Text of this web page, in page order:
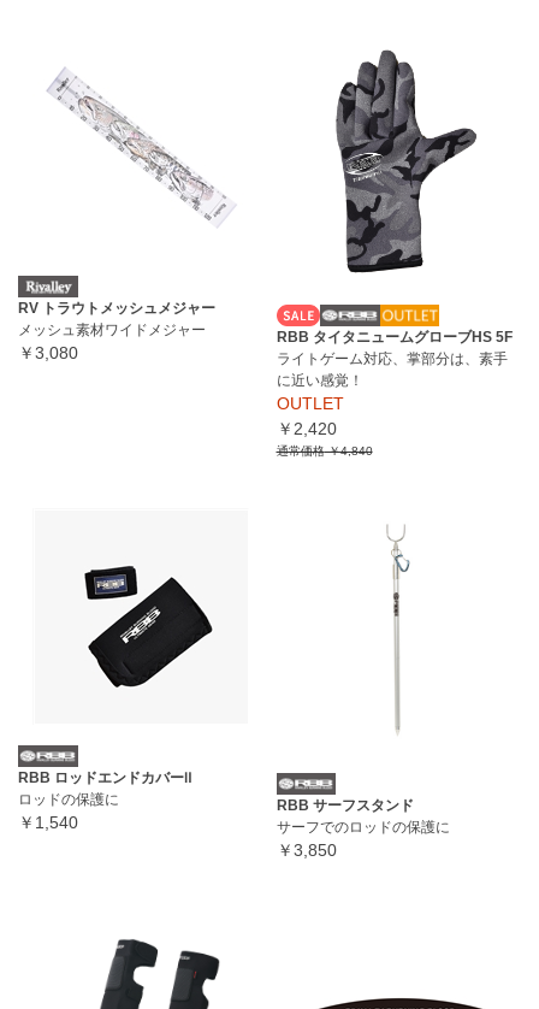
RV トラウトメッシュメジャー
メッシュ素材ワイドメジャー
￥3,080
RBB タイタニュームグローブHS 5F
ライトゲーム対応、掌部分は、素手
に近い感覚！
OUTLET
￥2,420
通常価格￥4,840
RBB ロッドエンドカバーⅡ
ロッドの保護に
￥1,540
RBB サーフスタンド
サーフでのロッドの保護に
￥3,850